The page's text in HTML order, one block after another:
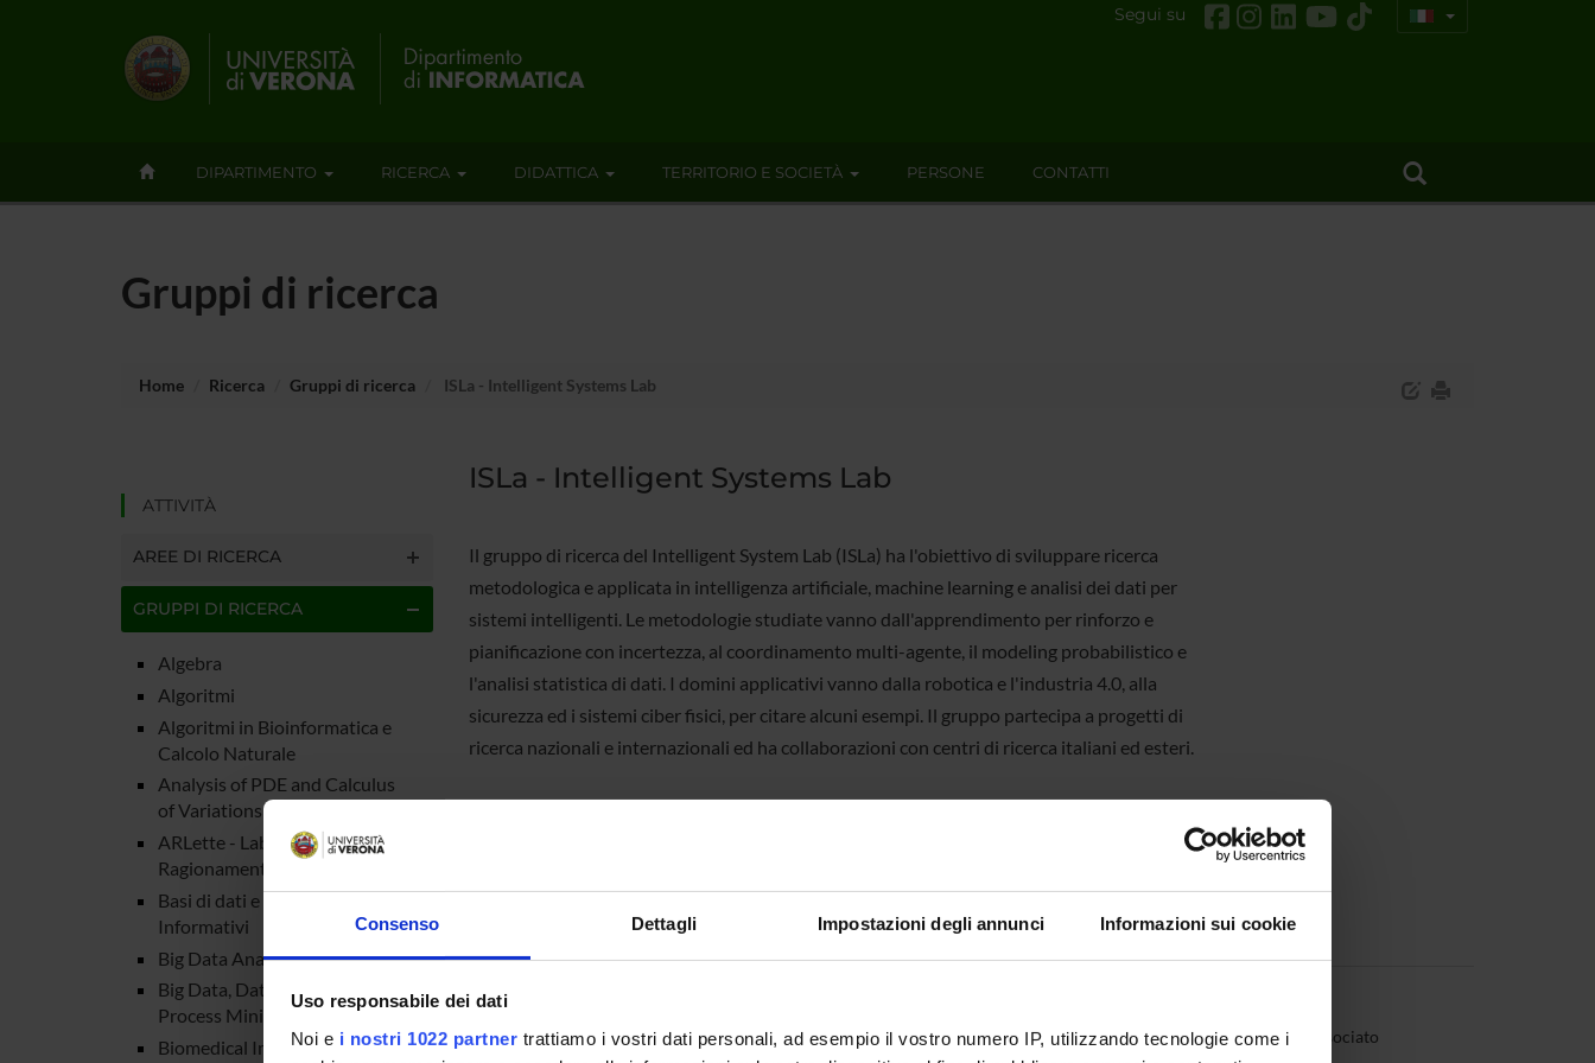
Consenso Dettagli Impostazioni degli annunci Informazioni sui cookie
Uso responsabile dei dati
Noi e i nostri 1022 partner trattiamo i vostri dati personali, ad esempio il vostro numero IP, utilizzando tecnologie come i
Segui su
DIPARTIMENTO RICERCA DIDATTICA TERRITORIO E SOCIETÀ PERSONE CONTATTI
Gruppi di ricerca
Home Ricerca Gruppi di ricerca ISLa - Intelligent Systems Lab
ATTIVITÀ
AREE DI RICERCA
GRUPPI DI RICERCA
Algebra
Algoritmi
Algoritmi in Bioinformatica e
Calcolo Naturale
Analysis of PDE and Calculus
of Variations
ARLette - Laboratorio di
Ragionamento Automatico
Basi di dati e Sistemi
Informativi
Big Data Analytics
Big Data, Data Science e
Process Mining
Biomedical Imaging
ISLa - Intelligent Systems Lab
Il gruppo di ricerca del Intelligent System Lab (ISLa) ha l'obiettivo di sviluppare ricerca
metodologica e applicata in intelligenza artificiale, machine learning e analisi dei dati per
sistemi intelligenti. Le metodologie studiate vanno dall'apprendimento per rinforzo e
pianificazione con incertezza, al coordinamento multi-agente, il modeling probabilistico e
l'analisi statistica di dati. I domini applicativi vanno dalla robotica e l'industria 4.0, alla
sicurezza ed i sistemi ciber fisici, per citare alcuni esempi. Il gruppo partecipa a progetti di
ricerca nazionali e internazionali ed ha collaborazioni con centri di ricerca italiani ed esteri.
Competenze Progetti
Federico Bianchi Assegnista Alberto Castellini Professore associato